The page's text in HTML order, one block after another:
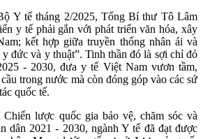
Y tế tháng 2/2025, Tổng Bí thư Tô Lâm
y tế phải gắn với phát triển văn hóa, xây
kết hợp giữa truyền thống nhân ái và
đức và y thuật”. Tinh thần đó là sợi chỉ đỏ
- 2030, đưa y tế Việt Nam vươn tầm,
trong nước mà còn đóng góp vào các sứ
quốc tế.
lược quốc gia bảo vệ, chăm sóc và
dân 2021 - 2030, ngành Y tế đã đạt được